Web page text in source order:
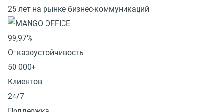
25 лет на рынке бизнес-коммуникаций
99,97%
Отказоустойчивость
50 000+
Клиентов
24/7